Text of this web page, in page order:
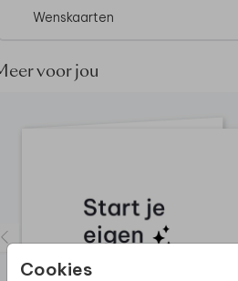
Cookies
Wenskaarten
voor jou